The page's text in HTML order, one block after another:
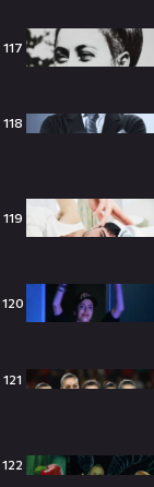
117
118
119
120
121
122